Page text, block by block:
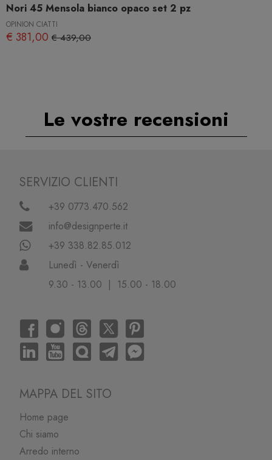
Nori 45 Mensola bianco opaco set 2 pz
OPINION CIATTI
€ 381,00 € 439,00
Le vostre recensioni
SERVIZIO CLIENTI
+39 0773.470.562
info@designperte.it
+39 338.82.85.012
Lunedì - Venerdì
9.30 - 13.00 | 15.00 - 18.00
MAPPA DEL SITO
Home page
Chi siamo
Arredo interno